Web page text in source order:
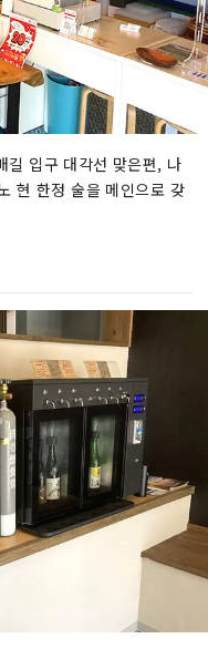
길 입구 대각선 맞은편, 나
현 한정 술을 메인으로 갖